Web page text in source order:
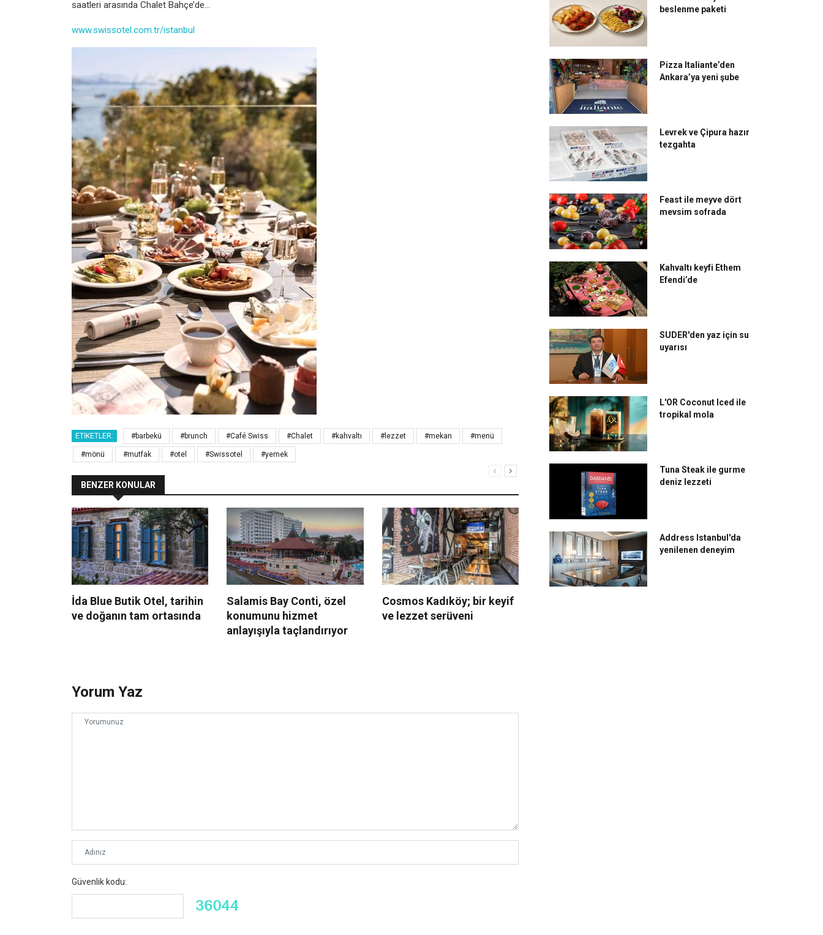
saatleri arasında Chalet Bahçe’de…
www.swissotel.com.tr/istanbul
ETIKETLER: #barbekü #brunch #Café Swiss #Chalet #kahvaltı #lezzet #mekan #menü
#mönü #mutfak #otel #Swissotel #yemek
BENZER KONULAR
İda Blue Butik Otel, tarihin
ve doğanın tam ortasında
Salamis Bay Conti, özel
konumunu hizmet
anlayışıyla taçlandırıyor
Cosmos Kadıköy; bir keyif
ve lezzet serüveni
Yorum Yaz
Güvenlik kodu:
beslenme paketi
Pizza Italiante’den
Ankara’ya yeni şube
Levrek ve Çipura hazır
tezgahta
Feast ile meyve dört
mevsim sofrada
Kahvaltı keyfi Ethem
Efendi’de
SUDER'den yaz için su
uyarısı
L'OR Coconut Iced ile
tropikal mola
Tuna Steak ile gurme
deniz lezzeti
Address Istanbul'da
yenilenen deneyim